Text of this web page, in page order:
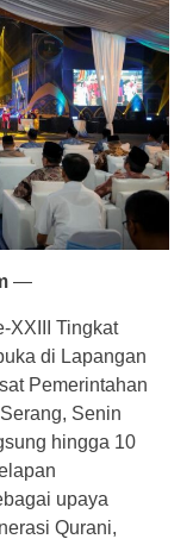
—
XXIII Tingkat
di Lapangan
Pemerintahan
Senin
hingga 10
upaya
Qurani,